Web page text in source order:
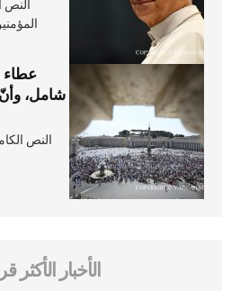
النص
المؤمنين
عطاء
شامل، وأنّ
النص
الأخبار الأكثر